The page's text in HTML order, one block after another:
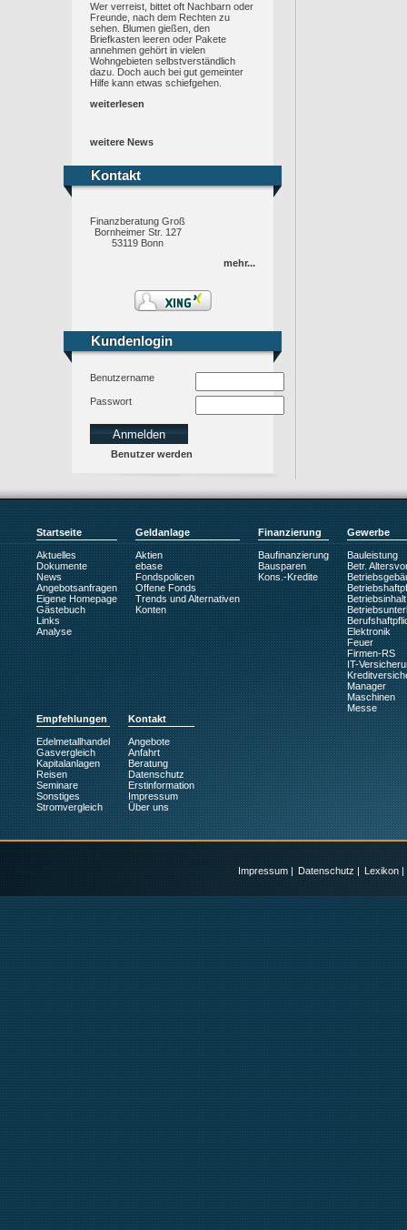
Wer verreist, bittet oft Nachbarn oder
Freunde, nach dem Rechten zu
sehen. Blumen gießen, den
Briefkasten leeren oder Pakete
annehmen gehört in vielen
Wohngebieten selbstverständlich
dazu. Doch auch bei gut gemeinter
Hilfe kann etwas schiefgehen.
weiterlesen
weitere News
Kontakt
Kontakt
Finanzberatung Groß
Bornheimer Str. 127
53119 Bonn
mehr...
Kundenlogin
Kundenlogin
Benutzername
Passwort
Benutzer werden
Startseite
Aktuelles
Dokumente
News
Angebotsanfragen
Eigene Homepage
Gästebuch
Links
Analyse
Geldanlage
Aktien
ebase
Fondspolicen
Offene Fonds
Trends und Alternativen
Konten
Finanzierung
Baufinanzierung
Bausparen
Kons.-Kredite
Gewerbe
Bauleistung
Betr.
Betriebsinhalt
Elektronik
Feuer
Firmen-RS
IT-
Manager
Maschinen
Messe
Empfehlungen
Edelmetallhandel
Gasvergleich
Kapitalanlagen
Reisen
Seminare
Sonstiges
Stromvergleich
Kontakt
Angebote
Anfahrt
Beratung
Datenschutz
Erstinformation
Impressum
Über uns
Impressum | Datenschutz | Lexikon |